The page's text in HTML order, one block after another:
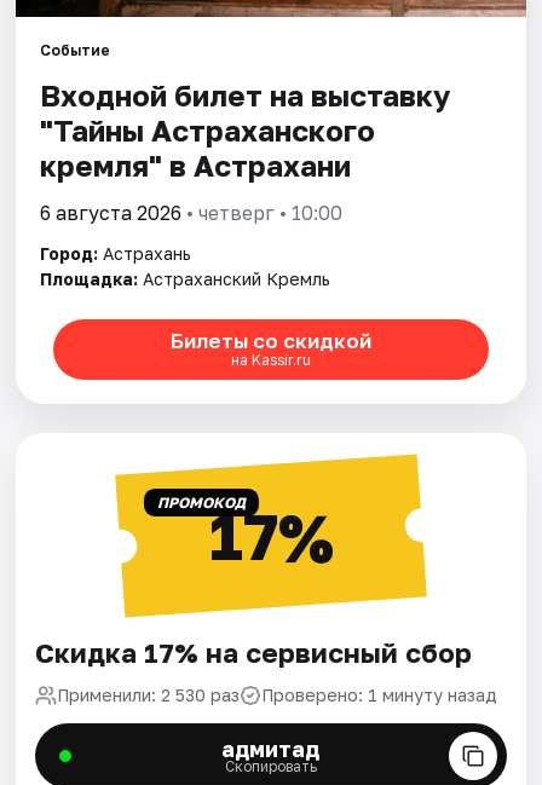
Событие
Входной билет на выставку
"Тайны Астраханского
кремля" в Астрахани
6 августа 2026 • четверг • 10:00
Город: Астрахань
Площадка: Астраханский Кремль
Билеты со скидкой
на Kassir.ru
ПРОМОКОД17%
Скидка 17% на сервисный сбор
Применили: 2 530 раз Проверено: 1 минуту назад
адмитад
Скопировать